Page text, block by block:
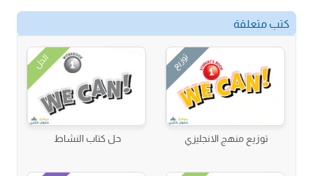
كتب متعلقة
توزيع
توزيع منهج الانجليزي
الحل
حل كتاب النشاط